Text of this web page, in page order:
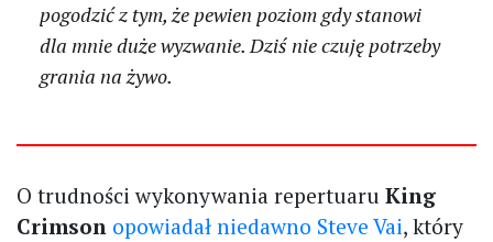
pogodzić z tym, że pewien poziom gdy stanowi
dla mnie duże wyzwanie. Dziś nie czuję potrzeby
grania na żywo.
O trudności wykonywania repertuaru King
Crimson opowiadał niedawno Steve Vai, który